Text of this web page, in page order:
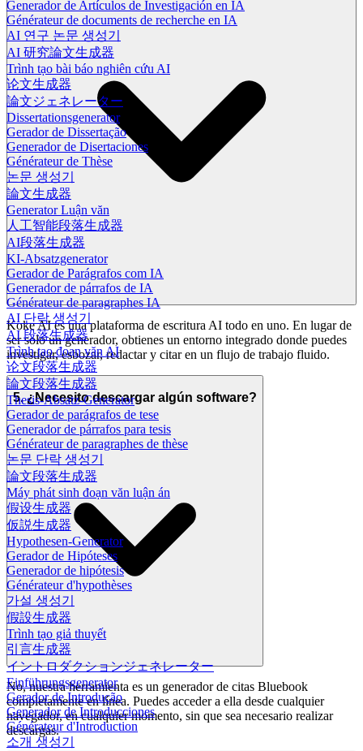
Generador de Artículos de Investigación en IA
Générateur de documents de recherche en IA
AI 연구 논문 생성기
AI 研究論文生成器
Trình tạo bài báo nghiên cứu AI
论文生成器
論文ジェネレーター
Dissertationsgenerator
Gerador de Dissertação
Generador de Disertaciones
Générateur de Thèse
논문 생성기
論文生成器
Generator Luận văn
人工智能段落生成器
AI段落生成器
KI-Absatzgenerator
Gerador de Parágrafos com IA
Generador de párrafos de IA
Générateur de paragraphes IA
AI 단락 생성기
AI 段落生成器
Trình tạo đoạn văn AI
论文段落生成器
論文段落生成器
Thesis-Absatz-Generator
Gerador de parágrafos de tese
Generador de párrafos para tesis
Générateur de paragraphes de thèse
논문 단락 생성기
論文段落生成器
Máy phát sinh đoạn văn luận án
假设生成器
仮説生成器
Hypothesen-Generator
Gerador de Hipóteses
Generador de hipótesis
Générateur d'hypothèses
가설 생성기
假設生成器
Trình tạo giả thuyết
引言生成器
イントロダクションジェネレーター
Einführungsgenerator
Gerador de Introdução
Generador de Introducciones
Générateur d'Introduction
소개 생성기
Koke AI es una plataforma de escritura AI todo en uno. En lugar de
ser solo un generador, obtienes un entorno integrado donde puedes
investigar, esbozar, redactar y citar en un flujo de trabajo fluido.
5. ¿Necesito descargar algún software?
No, nuestra herramienta es un generador de citas Bluebook
completamente en línea. Puedes acceder a ella desde cualquier
navegador, en cualquier momento, sin que sea necesario realizar
descargas.